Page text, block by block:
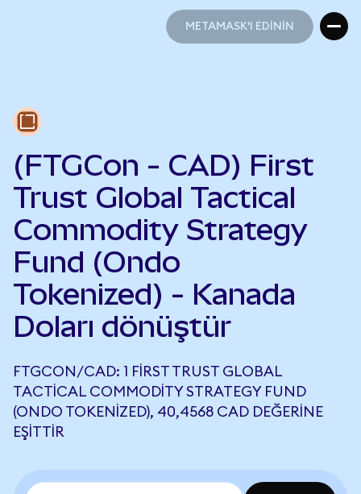
METAMASK'I EDİNİN
(FTGCon - CAD) First
Trust Global Tactical
Commodity Strategy
Fund (Ondo
Tokenized) - Kanada
Doları dönüştür
FTGCON/CAD: 1 FIRST TRUST GLOBAL
TACTICAL COMMODITY STRATEGY FUND
(ONDO TOKENIZED), 40,4568 CAD DEĞERINE
EŞITTIR